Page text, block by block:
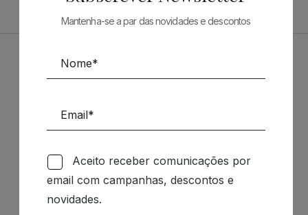
Siga-nos nas Redes Sociais
Mantenha-se a par das novidades e descontos
Aceito receber comunicações por
email com campanhas, descontos e
novidades.